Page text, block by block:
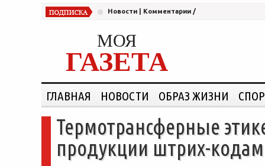
Новости Комментарии /
МОЯ
ГАЗЕТА
ГЛАВНАЯ НОВОСТИ ОБРАЗ ЖИЗНИ
Термотрансферные
продукции штрих-